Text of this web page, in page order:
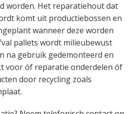
worden. Het reparatiehout dat
komt uit productiebossen en
wanneer deze worden
pallets wordt milieubewust
na gebruik gedemonteerd en
voor óf reparatie onderdelen óf
door recycling zoals